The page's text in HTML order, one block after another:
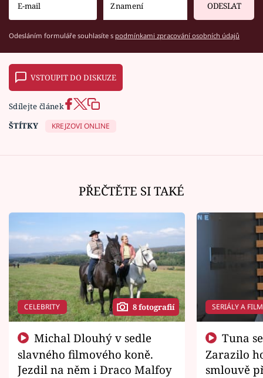
ODESLAT
Odesláním formuláře souhlasíte s podmínkami zpracování osobních údajů
VSTOUPIT DO DISKUZE
Sdílejte článek
ŠTÍTKY
KREJZOVI ONLINE
PŘEČTĚTE SI TAKÉ
CELEBRITY 8 fotografií
slavného filmového koně.
Jezdil na něm i Draco Malfoy
SERIÁLY A
Zarazilo
smlouvě